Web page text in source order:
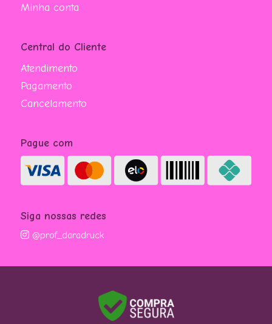
Minha conta
Central do Cliente
Atendimento
Pagamento
Cancelamento
Pague com
Siga nossas redes
@prof_daradruck